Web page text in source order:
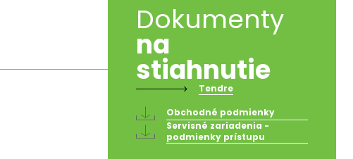
Dokumenty
na
stiahnutie
Tendre
Obchodné podmienky
Servisné zariadenia -
podmienky prístupu